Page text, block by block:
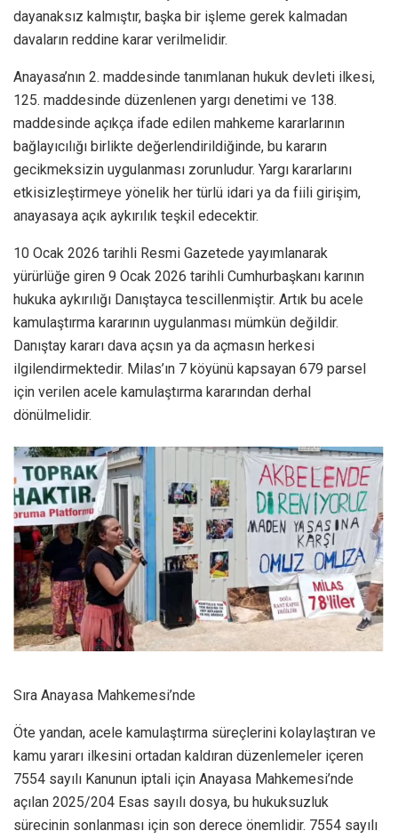
dayanaksız kalmıştır, başka bir işleme gerek kalmadan
davaların reddine karar verilmelidir.
Anayasa’nın 2. maddesinde tanımlanan hukuk devleti ilkesi,
125. maddesinde düzenlenen yargı denetimi ve 138.
maddesinde açıkça ifade edilen mahkeme kararlarının
bağlayıcılığı birlikte değerlendirildiğinde, bu kararın
gecikmeksizin uygulanması zorunludur. Yargı kararlarını
etkisizleştirmeye yönelik her türlü idari ya da fiili girişim,
anayasaya açık aykırılık teşkil edecektir.
10 Ocak 2026 tarihli Resmi Gazetede yayımlanarak
yürürlüğe giren 9 Ocak 2026 tarihli Cumhurbaşkanı karının
hukuka aykırılığı Danıştayca tescillenmiştir. Artık bu acele
kamulaştırma kararının uygulanması mümkün değildir.
Danıştay kararı dava açsın ya da açmasın herkesi
ilgilendirmektedir. Milas’ın 7 köyünü kapsayan 679 parsel
için verilen acele kamulaştırma kararından derhal
dönülmelidir.
Sıra Anayasa Mahkemesi’nde
Öte yandan, acele kamulaştırma süreçlerini kolaylaştıran ve
kamu yararı ilkesini ortadan kaldıran düzenlemeler içeren
7554 sayılı Kanunun iptali için Anayasa Mahkemesi’nde
açılan 2025/204 Esas sayılı dosya, bu hukuksuzluk
sürecinin sonlanması için son derece önemlidir. 7554 sayılı